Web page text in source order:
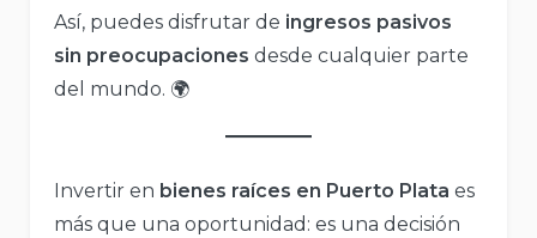
Así, puedes disfrutar de ingresos pasivos
sin preocupaciones desde cualquier parte
del mundo. 🌍
Invertir en bienes raíces en Puerto Plata es
más que una oportunidad: es una decisión